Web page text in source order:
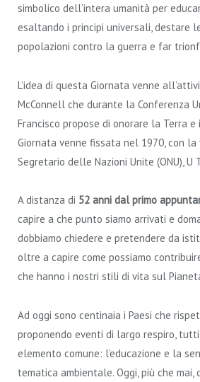
simbolico dell’intera umanità per
esaltando i principi universali, destare
popolazioni contro la guerra e far
L’idea di questa Giornata venne
McConnell che durante la Conferenza
Francisco propose di onorare la Terra
Giornata venne fissata nel 1970, con la
Segretario delle Nazioni Unite (ONU), U
A distanza di 52 anni dal primo
capire a che punto siamo arrivati e
dobbiamo chiedere e pretendere da
oltre a capire come possiamo
che hanno i nostri stili di vita sul
Ad oggi sono centinaia i Paesi che
proponendo eventi di largo respiro,
elemento comune: l’educazione e la
tematica ambientale. Oggi, più che mai,